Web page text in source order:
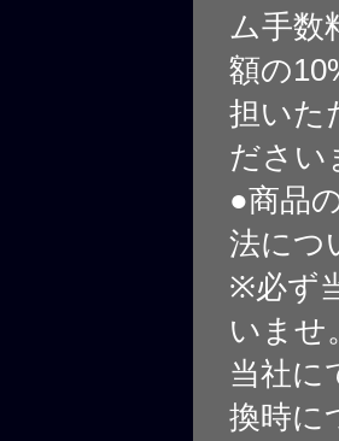
ム手数
額の
担いた
ださい
●商品
法につ
※必ず
いませ。
当社に
換時に